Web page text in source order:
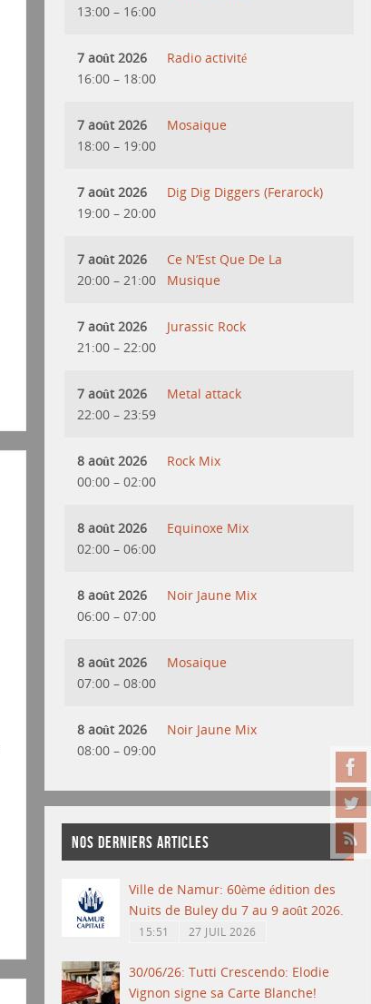
13:00 – 16:00
7 août 2026
16:00 – 18:00
Radio activité
7 août 2026
18:00 – 19:00
Mosaique
7 août 2026
19:00 – 20:00
Dig Dig Diggers (Ferarock)
7 août 2026
20:00 – 21:00
Ce N’Est Que De La
Musique
7 août 2026
21:00 – 22:00
Jurassic Rock
7 août 2026
22:00 – 23:59
Metal attack
8 août 2026
00:00 – 02:00
Rock Mix
8 août 2026
02:00 – 06:00
Equinoxe Mix
8 août 2026
06:00 – 07:00
Noir Jaune Mix
8 août 2026
07:00 – 08:00
Mosaique
8 août 2026
08:00 – 09:00
Noir Jaune Mix
NOS DERNIERS ARTICLES
Ville de Namur: 60ème édition des
Nuits de Buley du 7 au 9 août 2026.
15:51 27 JUIL 2026
30/06/26: Tutti Crescendo: Elodie
Vignon signe sa Carte Blanche!